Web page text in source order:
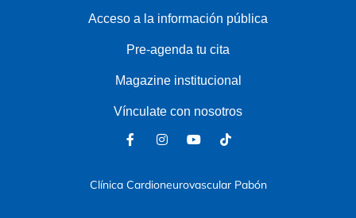
Acceso a la información pública
Pre-agenda tu cita
Magazine institucional
Vínculate con nosotros
Clínica Cardioneurovascular Pabón